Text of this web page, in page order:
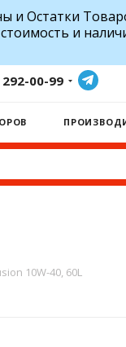
Остатки
и
00-99
10W-40, 60L